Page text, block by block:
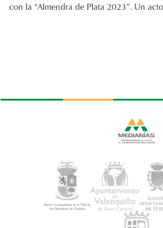
con la “Almendra de Plata 2023”. Un